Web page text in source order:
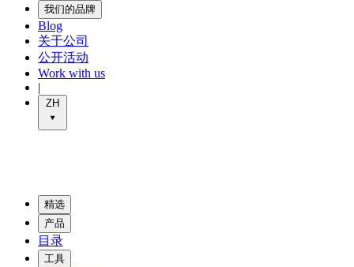
我们的品牌
Blog
关于公司
公开活动
Work with us
|
ZH
精选
产品
目录
工具